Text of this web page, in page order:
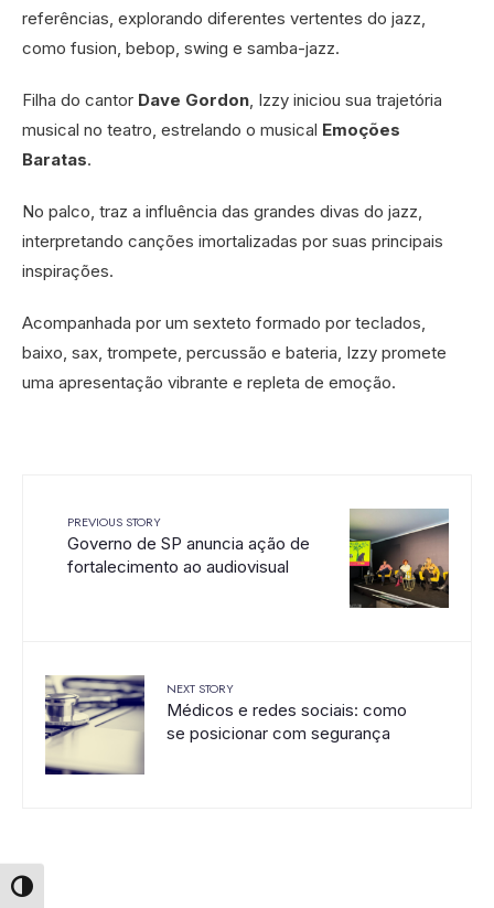
Alternar alto contraste
referências, explorando diferentes vertentes do jazz,
como fusion, bebop, swing e samba-jazz.
Filha do cantor Dave Gordon , Izzy iniciou sua trajetória
musical no teatro, estrelando o musical Emoções
Baratas.
No palco, traz a influência das grandes divas do jazz,
interpretando canções imortalizadas por suas principais
inspirações.
Acompanhada por um sexteto formado por teclados,
baixo, sax, trompete, percussão e bateria, Izzy promete
uma apresentação vibrante e repleta de emoção.
PREVIOUS STORY
Governo de SP anuncia ação de
fortalecimento ao audiovisual
NEXT STORY
Médicos e redes sociais: como
se posicionar com segurança